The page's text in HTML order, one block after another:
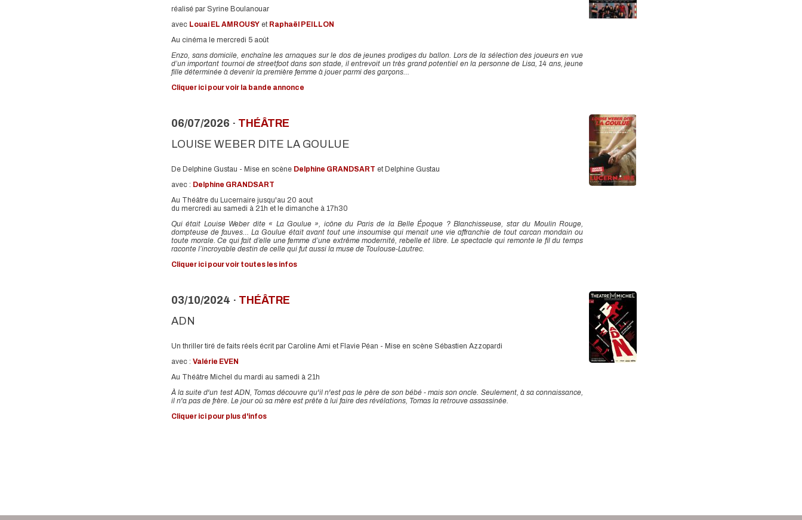
réalisé par Syrine Boulanouar
avec Louai EL AMROUSY et Raphaël PEILLON
Au cinéma le mercredi 5 août
Enzo, sans domicile, enchaîne les arnaques sur le dos de jeunes prodiges du ballon. Lors de la sélection des joueurs en vue
d’un important tournoi de streetfoot dans son stade, il entrevoit un très grand potentiel en la personne de Lisa, 14 ans, jeune
fille déterminée à devenir la première femme à jouer parmi des garçons…
Cliquer ici pour voir la bande annonce
06/07/2026 · THÉÂTRE
LOUISE WEBER DITE LA GOULUE
De Delphine Gustau - Mise en scène Delphine GRANDSART et Delphine Gustau
avec : Delphine GRANDSART
Au Théâtre du Lucernaire jusqu'au 20 aout
du mercredi au samedi à 21h et le dimanche à 17h30
Qui était Louise Weber dite « La Goulue », icône du Paris de la Belle Époque ? Blanchisseuse, star du Moulin Rouge,
dompteuse de fauves… La Goulue était avant tout une insoumise qui menait une vie affranchie de tout carcan mondain ou
toute morale. Ce qui fait d’elle une femme d’une extrême modernité, rebelle et libre. Le spectacle qui remonte le fil du temps
raconte l’incroyable destin de celle qui fut aussi la muse de Toulouse-Lautrec.
Cliquer ici pour voir toutes les infos
03/10/2024 · THÉÂTRE
ADN
Un thriller tiré de faits réels écrit par Caroline Ami et Flavie Péan - Mise en scène Sébastien Azzopardi
avec : Valérie EVEN
Au Théâtre Michel du mardi au samedi à 21h
À la suite d'un test ADN, Tomas découvre qu'il n'est pas le père de son bébé - mais son oncle. Seulement, à sa connaissance,
il n'a pas de frère. Le jour où sa mère est prête à lui faire des révélations, Tomas la retrouve assassinée.
Cliquer ici pour plus d'infos